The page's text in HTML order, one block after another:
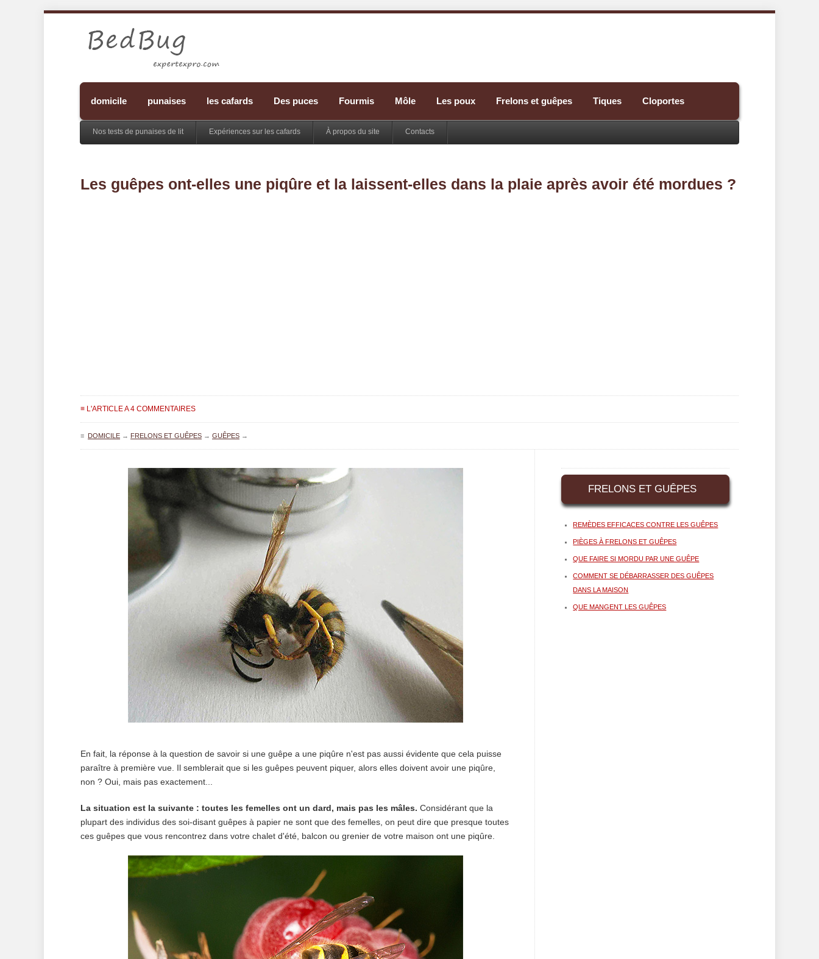
domicile punaises les cafards Des puces Fourmis Môle Les poux Frelons et guêpes Tiques Cloportes
Nos tests de punaises de lit Expériences sur les cafards À propos du site Contacts
Les guêpes ont-elles une piqûre et la laissent-elles dans la plaie après avoir été mordues ?
≡ L'ARTICLE A 4 COMMENTAIRES
≡ DOMICILE → FRELONS ET GUÊPES → GUÊPES →
En fait, la réponse à la question de savoir si une guêpe a une piqûre n'est pas aussi évidente que cela puisse
paraître à première vue. Il semblerait que si les guêpes peuvent piquer, alors elles doivent avoir une piqûre,
non ? Oui, mais pas exactement...
La situation est la suivante : toutes les femelles ont un dard, mais pas les mâles. Considérant que la
plupart des individus des soi-disant guêpes à papier ne sont que des femelles, on peut dire que presque toutes
ces guêpes que vous rencontrez dans votre chalet d'été, balcon ou grenier de votre maison ont une piqûre.
FRELONS ET GUÊPES
REMÈDES EFFICACES CONTRE LES GUÊPES
PIÈGES À FRELONS ET GUÊPES
QUE FAIRE SI MORDU PAR UNE GUÊPE
COMMENT SE DÉBARRASSER DES GUÊPES
DANS LA MAISON
QUE MANGENT LES GUÊPES